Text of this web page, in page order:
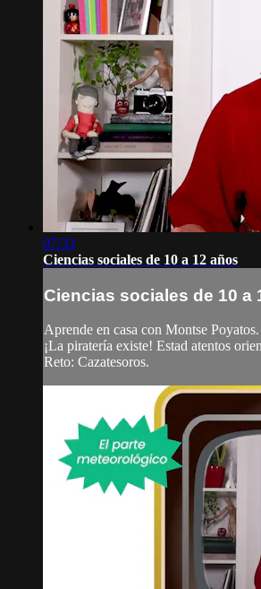
07:33
Ciencias sociales de 10 a 12 años
Ciencias sociales de 10 a
Aprende en casa con Montse Poyatos.
¡La piratería existe! Estad atentos
Reto: Cazatesoros.